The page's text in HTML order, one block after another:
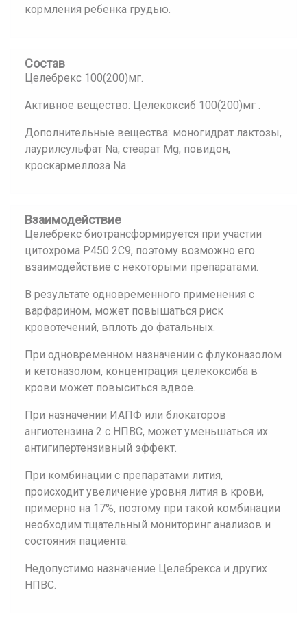
кормления ребенка грудью.
Состав
Целебрекс 100(200)мг.
Активное вещество: Целекоксиб 100(200)мг .
Дополнительные вещества: моногидрат лактозы,
лаурилсульфат Na, стеарат Mg, повидон,
кроскармеллоза Na.
Взаимодействие
Целебрекс биотрансформируется при участии
цитохрома Р450 2C9, поэтому возможно его
взаимодействие с некоторыми препаратами.
В результате одновременного применения с
варфарином, может повышаться риск
кровотечений, вплоть до фатальных.
При одновременном назначении с флуконазолом
и кетоназолом, концентрация целекоксиба в
крови может повыситься вдвое.
При назначении ИАПФ или блокаторов
ангиотензина 2 с НПВС, может уменьшаться их
антигипертензивный эффект.
При комбинации с препаратами лития,
происходит увеличение уровня лития в крови,
примерно на 17%, поэтому при такой комбинации
необходим тщательный мониторинг анализов и
состояния пациента.
Недопустимо назначение Целебрекса и других
НПВС.